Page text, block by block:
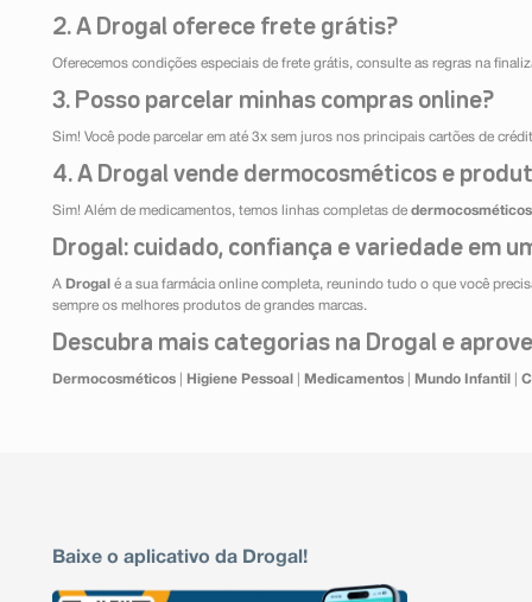
2. A Drogal oferece frete grátis?
Oferecemos condições especiais de frete grátis, consulte as regras na
3. Posso parcelar minhas compras online?
Sim! Você pode parcelar em até 3x sem juros nos principais cartões de
4. A Drogal vende dermocosméticos e
Sim! Além de medicamentos, temos linhas completas de dermocosméticos
Drogal: cuidado, confiança e variedade em
A Drogal é a sua farmácia online completa, reunindo tudo o que você
sempre os melhores produtos de grandes marcas.
Descubra mais categorias na Drogal e
Dermocosméticos Higiene Pessoal Medicamentos Mundo Infantil
Baixe o aplicativo da Drogal!